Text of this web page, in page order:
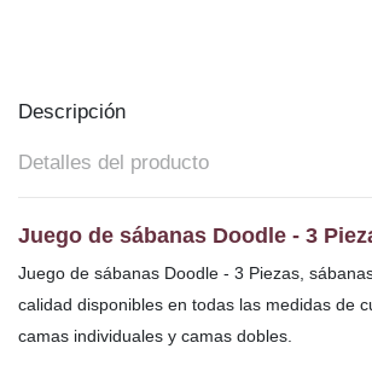
Descripción
Detalles del producto
Juego de sábanas Doodle - 3
Juego de sábanas Doodle - 3 Piezas,
calidad disponibles en todas las medidas de
camas individuales y camas dobles.